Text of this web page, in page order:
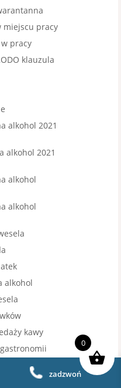
miejscu pracy
pracy
klauzula
alkohol 2021
alkohol 2021
alkohol
alkohol
alkohol
kawy
VAT
zadzwoń
0